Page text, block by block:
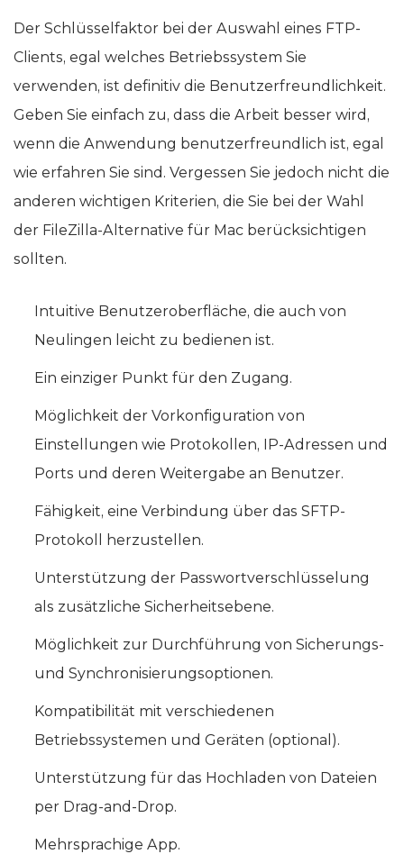
Der Schlüsselfaktor bei der Auswahl eines FTP-
Clients, egal welches Betriebssystem Sie
verwenden, ist definitiv die Benutzerfreundlichkeit.
Geben Sie einfach zu, dass die Arbeit besser wird,
wenn die Anwendung benutzerfreundlich ist, egal
wie erfahren Sie sind. Vergessen Sie jedoch nicht die
anderen wichtigen Kriterien, die Sie bei der Wahl
der FileZilla-Alternative für Mac berücksichtigen
sollten.
Intuitive Benutzeroberfläche, die auch von
Neulingen leicht zu bedienen ist.
Ein einziger Punkt für den Zugang.
Möglichkeit der Vorkonfiguration von
Einstellungen wie Protokollen, IP-Adressen und
Ports und deren Weitergabe an Benutzer.
Fähigkeit, eine Verbindung über das SFTP-
Protokoll herzustellen.
Unterstützung der Passwortverschlüsselung
als zusätzliche Sicherheitsebene.
Möglichkeit zur Durchführung von Sicherungs-
und Synchronisierungsoptionen.
Kompatibilität mit verschiedenen
Betriebssystemen und Geräten (optional).
Unterstützung für das Hochladen von Dateien
per Drag-and-Drop.
Mehrsprachige App.